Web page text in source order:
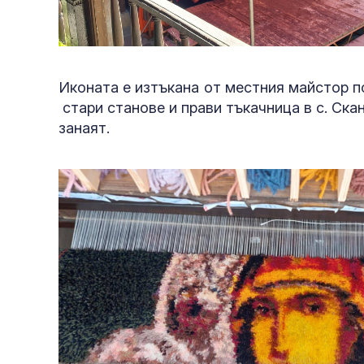
Иконата е изтъкана от местния майстор
стари станове и прави тъкачница в с.
занаят.